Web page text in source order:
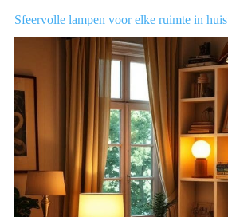
Sfeervolle lampen voor elke ruimte in huis